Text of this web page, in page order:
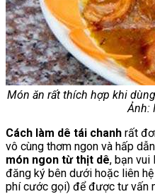
Món ăn rất thích hợp khi
Ảnh:
Cách làm dê tái chanh rất
vô cùng thơm ngon và hấp
món ngon từ thịt dê, bạn vui
đăng ký bên dưới hoặc liên
phí cước gọi) để được tư vấn